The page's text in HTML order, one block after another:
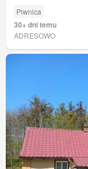
Piwnica
30+ dni temu
ADRESOWO